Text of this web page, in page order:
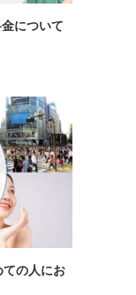
について
の人にお